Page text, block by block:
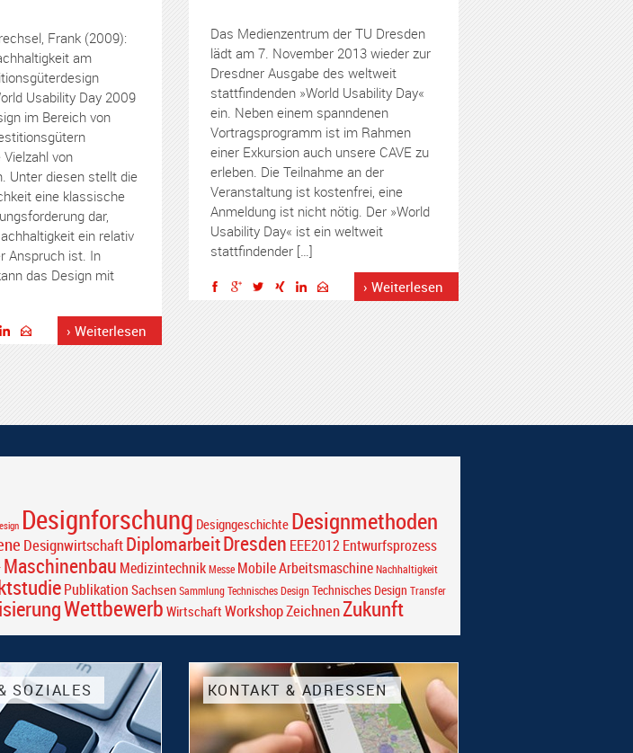
Das Medienzentrum der TU Dresden
lädt am 7. November 2013 wieder zur
Dresdner Ausgabe des weltweit
stattfindenden »World Usability Day«
ein. Neben einem spanndenen
Vortragsprogramm ist im Rahmen
einer Exkursion auch unsere CAVE zu
erleben. Die Teilnahme an der
Veranstaltung ist kostenfrei, eine
Anmeldung ist nicht nötig. Der »World
Usability Day« ist ein weltweit
stattfindender […]
› Weiterlesen
Frank (2009):
am
Usability Day 2009
im Bereich von
von
Unter diesen stellt die
eine klassische
dar,
ein relativ
Anspruch ist. In
das Design mit
› Weiterlesen
Designforschung Designgeschichte Designmethoden
DesignwirtschaftDiplomarbeitDresden EEE2012Entwurfsprozess
Maschinenbau Medizintechnik Messe Mobile Arbeitsmaschine Nachhaltigkeit
Publikation Sachsen Sammlung Technisches Design Technisches Design Transfer
Wettbewerb Wirtschaft WorkshopZeichnen Zukunft
SOZIALES KONTAKT & ADRESSEN